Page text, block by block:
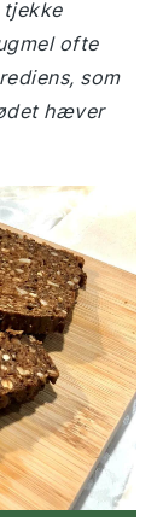
tjekke
ofte
som
hæver